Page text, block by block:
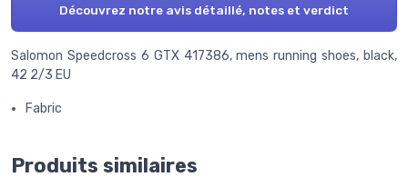
Découvrez notre avis détaillé, notes et verdict
Salomon Speedcross 6 GTX 417386, mens running shoes, black,
42 2/3 EU
Fabric
Produits similaires